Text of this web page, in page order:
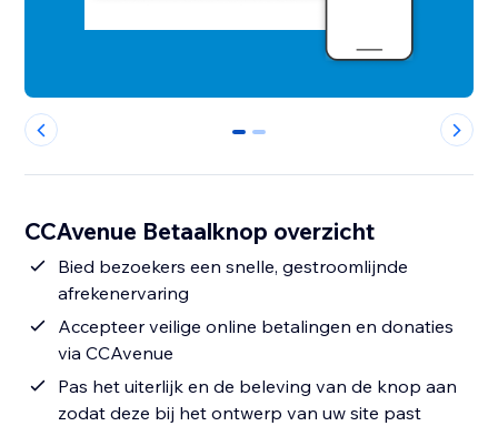
0 1
CCAvenue Betaalknop overzicht
Bied bezoekers een snelle, gestroomlijnde
afrekenervaring
Accepteer veilige online betalingen en donaties
via CCAvenue
Pas het uiterlijk en de beleving van de knop aan
zodat deze bij het ontwerp van uw site past